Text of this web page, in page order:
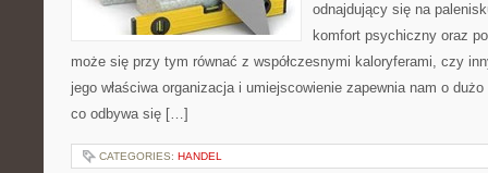
odnajdujący się na
komfort psychiczny oraz
może się przy tym równać z współczesnymi kaloryferami, czy
jego właściwa organizacja i umiejscowienie zapewnia nam o
co odbywa się […]
CATEGORIES: HANDEL